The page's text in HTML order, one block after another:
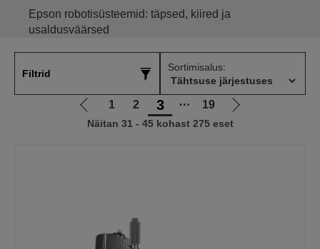
Epson robotisüsteemid: täpsed, kiired ja
usaldusväärsed
Filtrid
Sortimisalus:
Liigu
eelmisele
1 2 3 ⋯ 19
Liigu
järgmisele
Näitan 31 - 45 kohast 275 eset